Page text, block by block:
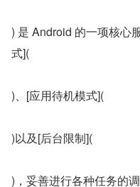
) 是 Android 的一项核心
式](
)、[应用待机模式](
)以及[后台限制](
)，妥善进行各种任务的